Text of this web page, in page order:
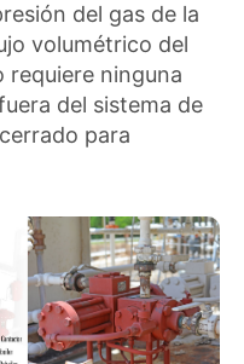
del gas de la
volumétrico del
requiere ninguna
del sistema de
para